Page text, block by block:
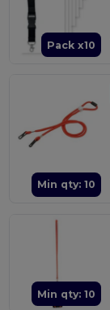
Pack x10
Min qty: 10
Min qty: 10